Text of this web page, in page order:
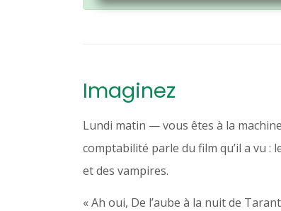
Imaginez
Lundi matin — vous êtes à la
comptabilité parle du film qu’il a vu :
et des vampires.
« Ah oui, De l’aube à la nuit de